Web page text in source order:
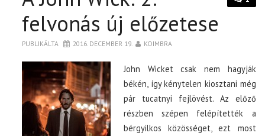
felvonás új előzetese
PUBLIKÁLTA 2016. DECEMBER 19. KOIMBRA
John Wicket csak nem hagyják
békén, így kénytelen kiosztani még
pár tucatnyi fejlövést. Az előző
részben szépen felépítették a
bérgyilkos közösséget, ezt most